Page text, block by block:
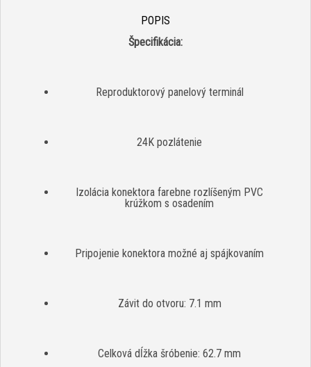
POPIS
Špecifikácia:
Reproduktorový panelový terminál
24K pozlátenie
Izolácia konektora farebne rozlíšeným PVC
krúžkom s osadením
Pripojenie konektora možné aj spájkovaním
Závit do otvoru: 7.1 mm
Celková dĺžka šróbenie: 62.7 mm